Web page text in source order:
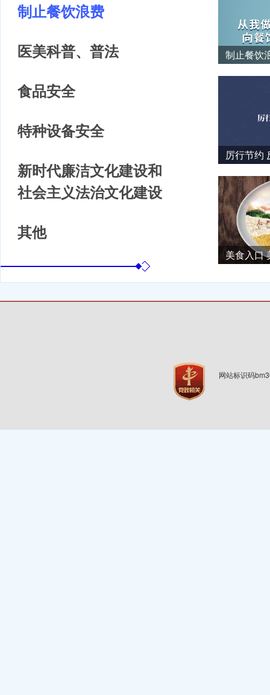
制止餐饮浪费
医美科普、普法
食品安全
特种设备安全
新时代廉洁文化建设和
社会主义法治文化建设
其他
制止餐饮
厉行节约
美食入口
网站标识码